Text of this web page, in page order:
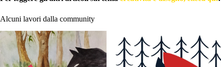
Alcuni lavori dalla community